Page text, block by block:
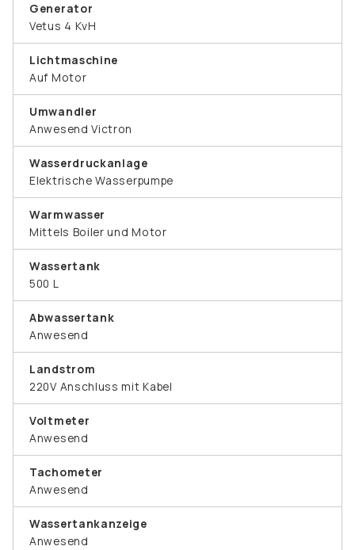
Generator
Vetus 4 KvH
Lichtmaschine
Auf Motor
Umwandler
Anwesend Victron
Wasserdruckanlage
Elektrische Wasserpumpe
Warmwasser
Mittels Boiler und Motor
Wassertank
500 L
Abwassertank
Anwesend
Landstrom
220V Anschluss mit Kabel
Voltmeter
Anwesend
Tachometer
Anwesend
Wassertankanzeige
Anwesend